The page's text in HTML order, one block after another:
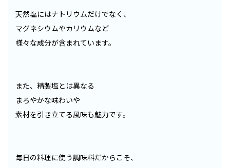
天然塩にはナトリウムだけでなく、
マグネシウムやカリウムなど
様々な成分が含まれています。
また、精製塩とは異なる
まろやかな味わいや
素材を引き立てる風味も魅力です。
毎日の料理に使う調味料だからこそ、